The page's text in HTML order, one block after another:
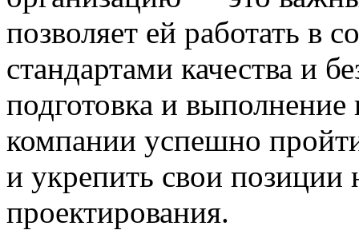
позволяет ей работать в
стандартами качества и
подготовка и
компании успешно
и укрепить свои позиции
проектирования.